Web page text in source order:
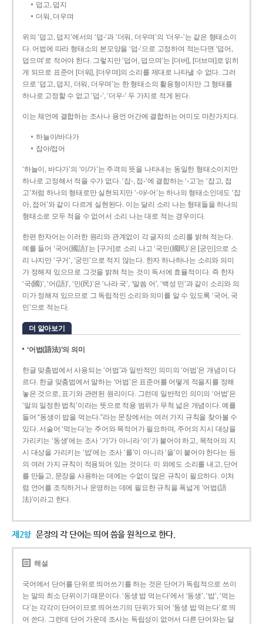
덥고, 덥지
더워, 더우며
위의 ‘덥고, 덥지’에서의 ‘덥-­’과 ‘더워, 더우며’의 ‘더우-­’는 같은 형태소이
다. 어법에 따라 형태소의 본모양을 ‘덥-­’으로 고정하여 적는다면 ‘덥어,
덥으며’로 적어야 한다. 그렇지만 ‘덥어, 덥으며’는 [더버], [더브며]로 읽히
게 되므로 표준어 [더워], [더우며]의 소리를 제대로 나타낼 수 없다. 그러
므로 ‘덥고, 덥지, 더워, 더우며’는 한 형태소의 활용형이지만 그 형태를
하나로 고정할 수 없고 ‘덥-’, ‘더우-’ 두 가지로 적게 된다.
이는 체언에 결합하는 조사나 용언 어간에 결합하는 어미도 마찬가지다.
하늘이/바다가
잡아/접어
‘하늘이, 바다가’의 ‘이/가’는 주격의 뜻을 나타내는 동일한 형태소이지만
하나로 고정해서 적을 수가 없다. ‘잡-, 접-’에 결합하는 ‘-고’는 ‘잡고, 접
고’처럼 하나의 형태로만 실현되지만 ‘-아/-어’는 하나의 형태소인데도 ‘잡
아, 접어’와 같이 다르게 실현된다. 이는 달리 소리 나는 형태들을 하나의
형태소로 모두 적을 수 없어서 소리 나는 대로 적는 경우이다.
한편 한자어는 이러한 원리와 관계없이 각 글자의 소리를 밝혀 적는다.
예를 들어 ‘국어(國語)’는 [구거]로 소리 나고 ‘국민(國民)’은 [궁민]으로 소
리 나지만 ‘구거’, ‘궁민’으로 적지 않는다. 한자 하나하나는 소리와 의미
가 정해져 있으므로 그것을 밝혀 적는 것이 독서에 효율적이다. 즉 한자
‘국(國)’, ‘어(語)’, ‘민(民)’은 ‘나라 국’, ‘말씀 어’, ‘백성 민’과 같이 소리와 의
미가 정해져 있으므로 그 독립적인 소리와 의미를 알 수 있도록 ‘국어, 국
민’으로 적는다.
더 알아보기
‘어법(語法)’의 의미
한글 맞춤법에서 사용되는 ‘어법’과 일반적인 의미의 ‘어법’은 개념이 다
르다. 한글 맞춤법에서 말하는 ‘어법’은 표준어를 어떻게 적을지를 정해
놓은 것으로, 표기와 관련된 원리이다. 그런데 일반적인 의미의 ‘어법’은
‘말의 일정한 법칙’이라는 뜻으로 적용 범위가 무척 넓은 개념이다. 예를
들어 “동생이 밥을 먹는다.”라는 문장에서는 여러 가지 규칙을 찾아볼 수
있다. 서술어 ‘먹는다’는 주어와 목적어가 필요하며, 주어의 지시 대상을
가리키는 ‘동생’에는 조사 ‘가’가 아니라 ‘이’가 붙어야 하고, 목적어의 지
시 대상을 가리키는 ‘밥’에는 조사 ‘를’이 아니라 ‘을’이 붙어야 한다는 등
의 여러 가지 규칙이 적용되어 있는 것이다. 이 외에도 소리를 내고, 단어
를 만들고, 문장을 사용하는 데에는 수없이 많은 규칙이 필요하다. 이처
럼 언어를 조직하거나 운영하는 데에 필요한 규칙을 폭넓게 ‘어법(語
法)’이라고 한다.
제2항 문장의 각 단어는 띄어 씀을 원칙으로 한다.
해설
국어에서 단어를 단위로 띄어쓰기를 하는 것은 단어가 독립적으로 쓰이
는 말의 최소 단위이기 때문이다. ‘동생 밥 먹는다’에서 ‘동생’, ‘밥’, ‘먹는
다’는 각각이 단어이므로 띄어쓰기의 단위가 되어 ‘동생 밥 먹는다’로 띄
어 쓴다. 그런데 단어 가운데 조사는 독립성이 없어서 다른 단어와는 달